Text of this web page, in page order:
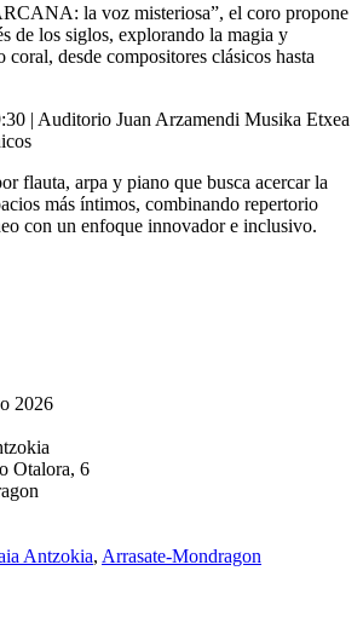
la voz misteriosa”, el coro propone
de los siglos, explorando la magia y
desde compositores clásicos hasta
| Auditorio Juan Arzamendi Musika Etxea
flauta, arpa y piano que busca acercar la
más íntimos, combinando repertorio
con un enfoque innovador e inclusivo.
2026
Otalora, 6
Antzokia, Arrasate-Mondragon